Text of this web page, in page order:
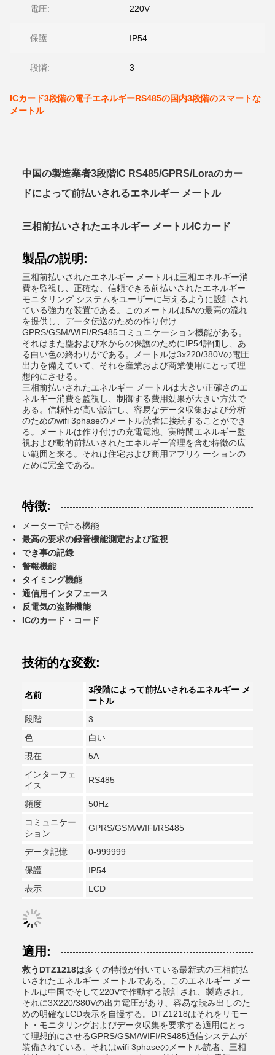
電圧: 220V
保護: IP54
段階: 3
ICカード3段階の電子エネルギーRS485の国内3段階のスマートな
メートル
中国の製造業者3段階IC RS485/GPRS/Loraのカー
ドによって前払いされるエネルギー メートル
三相前払いされたエネルギー メートルICカード
製品の説明:
三相前払いされたエネルギー メートルは三相エネルギー消
費を監視し、正確な、信頼できる前払いされたエネルギー
モニタリング システムをユーザーに与えるように設計され
ている強力な装置である。このメートルは5Aの最高の流れ
を提供し、データ伝送のための作り付け
GPRS/GSM/WIFI/RS485コミュニケーション機能がある。
それはまた塵および水からの保護のためにIP54評価し、あ
る白い色の終わりがである。メートルは3x220/380Vの電圧
出力を備えていて、それを産業および商業使用にとって理
想的にさせる。
三相前払いされたエネルギー メートルは大きい正確さのエ
ネルギー消費を監視し、制御する費用効果が大きい方法で
ある。信頼性が高い設計し、容易なデータ収集および分析
のためのwifi 3phaseのメートル読者に接続することができ
る。メートルは作り付けの充電電池、実時間エネルギー監
視および動的前払いされたエネルギー管理を含む特徴の広
い範囲と来る。それは住宅および商用アプリケーションの
ために完全である。
特徴:
メーターで計る機能
最高の要求の録音機能測定および監視
でき事の記録
警報機能
タイミング機能
通信用インタフェース
反電気の盗難機能
ICのカード・コード
技術的な変数:
名前
3段階によって前払いされるエネルギー メ
ートル
段階
3
色
白い
現在
5A
インターフェ
イス
RS485
頻度
50Hz
コミュニケー
ション
GPRS/GSM/WIFI/RS485
データ記憶
0-999999
保護
IP54
表示
LCD
適用:
救うDTZ1218は多くの特徴が付いている最新式の三相前払
いされたエネルギー メートルである。このエネルギー メー
トルは中国でそして220Vで作動する設計され、製造され。
それに3X220/380Vの出力電圧があり、容易な読み出しのた
めの明確なLCD表示を自慢する。DTZ1218はそれをリモー
ト・モニタリングおよびデータ収集を要求する適用にとっ
て理想的にさせるGPRS/GSM/WIFI/RS485通信システムが
装備されている。それはwifi 3phaseのメートル読者、三相